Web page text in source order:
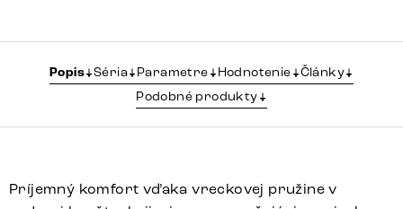
Popis Séria Parametre Hodnotenie
Články
Podobné produkty
Príjemný komfort vďaka vreckovej pružine v